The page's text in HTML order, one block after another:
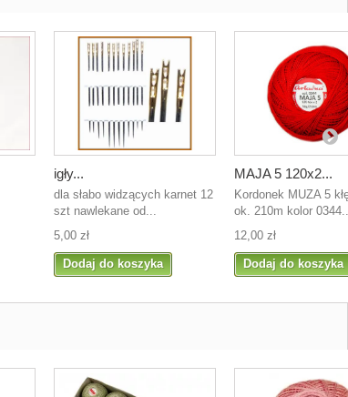
igły...
dla słabo widzących karnet 12
szt nawlekane od...
5,00 zł
Dodaj do koszyka
MAJA 5 120x2...
Kordonek MUZA 5
ok. 210m kolor
12,00 zł
Dodaj do koszyka